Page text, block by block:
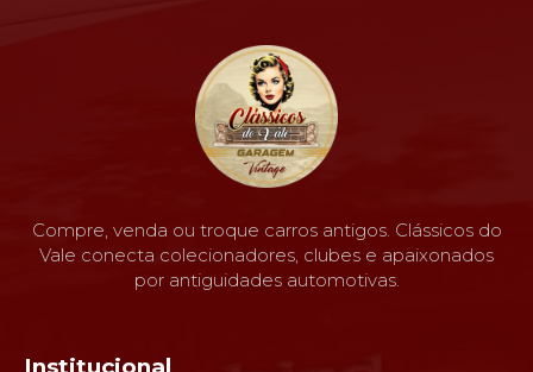
Compre, venda ou troque carros antigos. Clássicos do
Vale conecta colecionadores, clubes e apaixonados
por antiguidades automotivas.